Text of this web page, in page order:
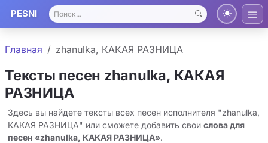
PESNI
Главная zhanulka, КАКАЯ РАЗНИЦА
Тексты песен zhanulka, КАКАЯ
РАЗНИЦА
Здесь вы найдете тексты всех песен исполнителя "zhanulka,
КАКАЯ РАЗНИЦА" или сможете добавить свои слова для
песен «zhanulka, КАКАЯ РАЗНИЦА».